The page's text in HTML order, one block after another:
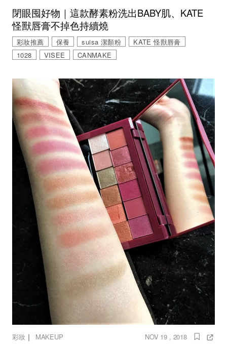
閉眼囤好物｜這款酵素粉洗出BABY肌、KATE
怪獸唇膏不掉色持續燒
彩妝推薦 保養 suisa 潔顏粉
KATE 怪獸唇膏
1028
VISEE CANMAKE
彩妝｜ MAKEUP NOV 19 , 2018